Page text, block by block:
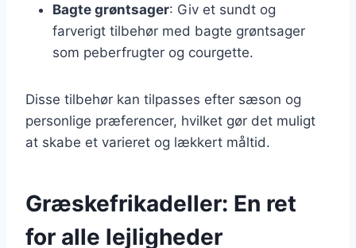
Bagte grøntsager: Giv et sundt og
farverigt tilbehør med bagte grøntsager
som peberfrugter og courgette.
Disse tilbehør kan tilpasses efter sæson og
personlige præferencer, hvilket gør det muligt
at skabe et varieret og lækkert måltid.
Græskefrikadeller: En ret
for alle lejligheder